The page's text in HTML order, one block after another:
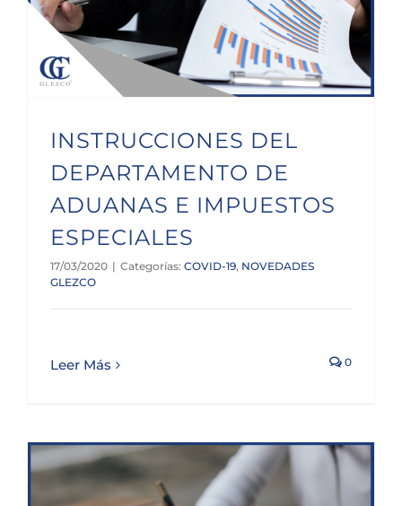
INSTRUCCIONES DEL
DEPARTAMENTO DE
ADUANAS E IMPUESTOS
ESPECIALES
17/03/2020 | Categorías: COVID-19, NOVEDADES
GLEZCO
Leer Más 0